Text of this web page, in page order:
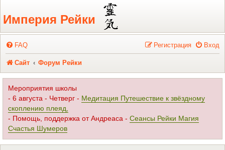
Регистрация
Империя Рейки
FAQ Вход
Регистрация
Сайт Форум Рейки
Мероприятия школы
- 6 августа - Четверг - Медитация Путешествие к звёздному
скоплению плеяд,
- Помощь, поддержка от Андреаса - Сеансы Рейки Магия
Счастья Шумеров